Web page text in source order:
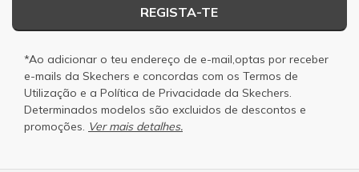
REGISTA-TE
*Ao adicionar o teu endereço de e-mail,optas por receber
e-mails da Skechers e concordas com os Termos de
Utilização e a Política de Privacidade da Skechers.
Determinados modelos são excluidos de descontos e
promoções. Ver mais detalhes.